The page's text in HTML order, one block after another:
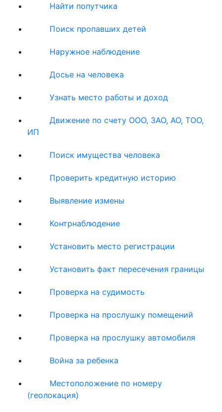
Найти попутчика
Поиск пропавших детей
Наружное наблюдение
Досье на человека
Узнать место работы и доход
Движение по счету ООО, ЗАО, АО, ТОО,
ИП
Поиск имущества человека
Проверить кредитную историю
Выявление измены
Контрнаблюдение
Установить место регистрации
Установить факт пересечения границы
Проверка на судимость
Проверка на прослушку помещений
Проверка на прослушку автомобиля
Война за ребенка
Местоположение по номеру
(геолокация)